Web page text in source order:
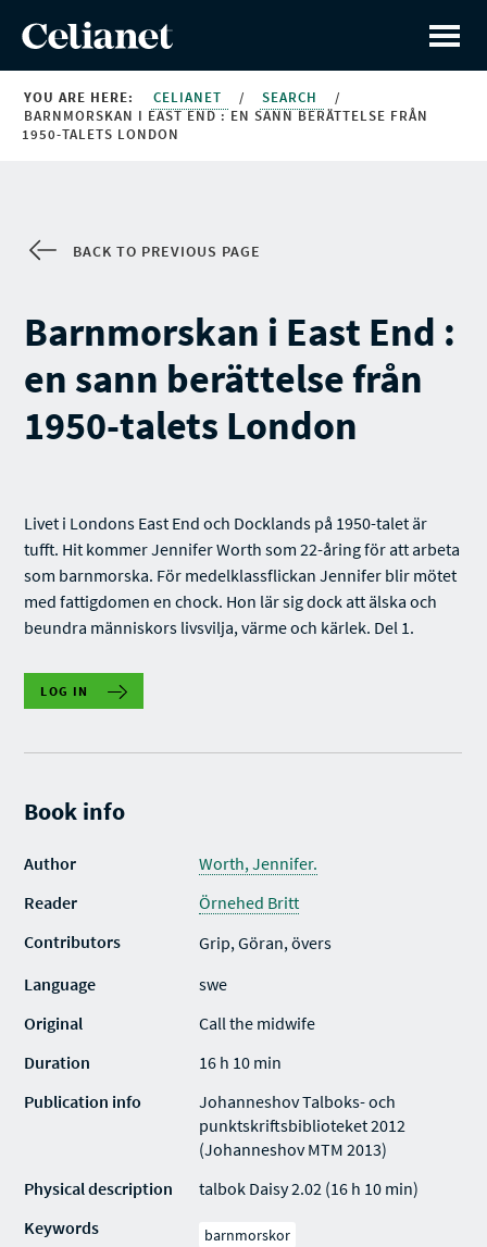
YOU ARE HERE: CELIANET / SEARCH
/
BARNMORSKAN I EAST END : EN SANN BERÄTTELSE FRÅN
1950-TALETS LONDON
BACK TO PREVIOUS PAGE
Barnmorskan i East End :
en sann berättelse från
1950-talets London
Livet i Londons East End och Docklands på 1950-talet är
tufft. Hit kommer Jennifer Worth som 22-åring för att arbeta
som barnmorska. För medelklassflickan Jennifer blir mötet
med fattigdomen en chock. Hon lär sig dock att älska och
beundra människors livsvilja, värme och kärlek. Del 1.
LOG IN
Book info
Author
Worth, Jennifer.
Reader
Örnehed Britt
Contributors
Grip, Göran, övers
Language
swe
Original
Call the midwife
Duration
16 h 10 min
Publication info
Johanneshov Talboks- och
punktskriftsbiblioteket 2012
(Johanneshov MTM 2013)
Physical description
talbok Daisy 2.02 (16 h 10 min)
Keywords
barnmorskor